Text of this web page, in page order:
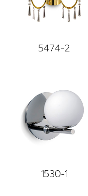
5474-2
1530-1